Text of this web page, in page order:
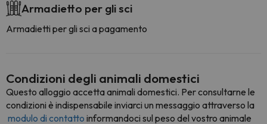
Armadietto per gli sci
Armadietti per gli sci a pagamento
Condizioni degli animali domestici
Questo alloggio accetta animali domestici. Per consultarne le
condizioni è indispensabile inviarci un messaggio attraverso la
modulo di contatto informandoci sul peso del vostro animale